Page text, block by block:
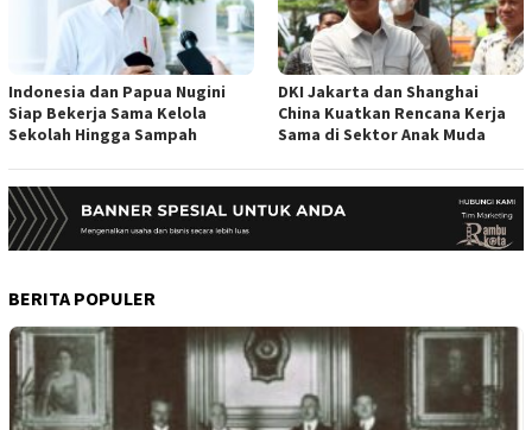
Indonesia dan Papua Nugini
Siap Bekerja Sama Kelola
Sekolah Hingga Sampah
DKI Jakarta dan Shanghai
China Kuatkan Rencana Kerja
Sama di Sektor Anak Muda
BERITA POPULER